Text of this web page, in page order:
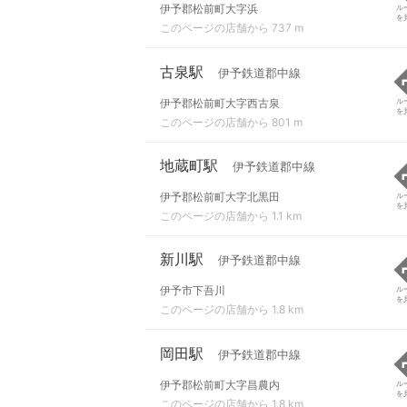
伊予郡松前町大字浜
このページの店舗から 737 m
ル
を
古泉駅 伊予鉄道郡中線
伊予郡松前町大字西古泉
このページの店舗から 801 m
ル
を
地蔵町駅 伊予鉄道郡中線
伊予郡松前町大字北黒田
このページの店舗から 1.1 km
ル
を
新川駅 伊予鉄道郡中線
伊予市下吾川
このページの店舗から 1.8 km
ル
を
岡田駅 伊予鉄道郡中線
伊予郡松前町大字昌農内
このページの店舗から 1.8 km
ル
を